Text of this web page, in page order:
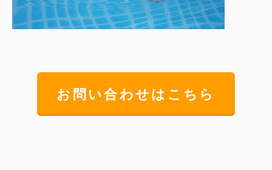
お問い合わせはこちら